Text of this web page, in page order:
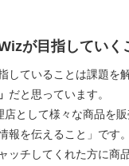
が目指していく
していることは課題を
だと思っています。
店として様々な商品を
報を伝えること」です
ッチしてくれた方に商